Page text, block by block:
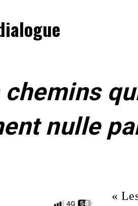
chemins
nulle
«